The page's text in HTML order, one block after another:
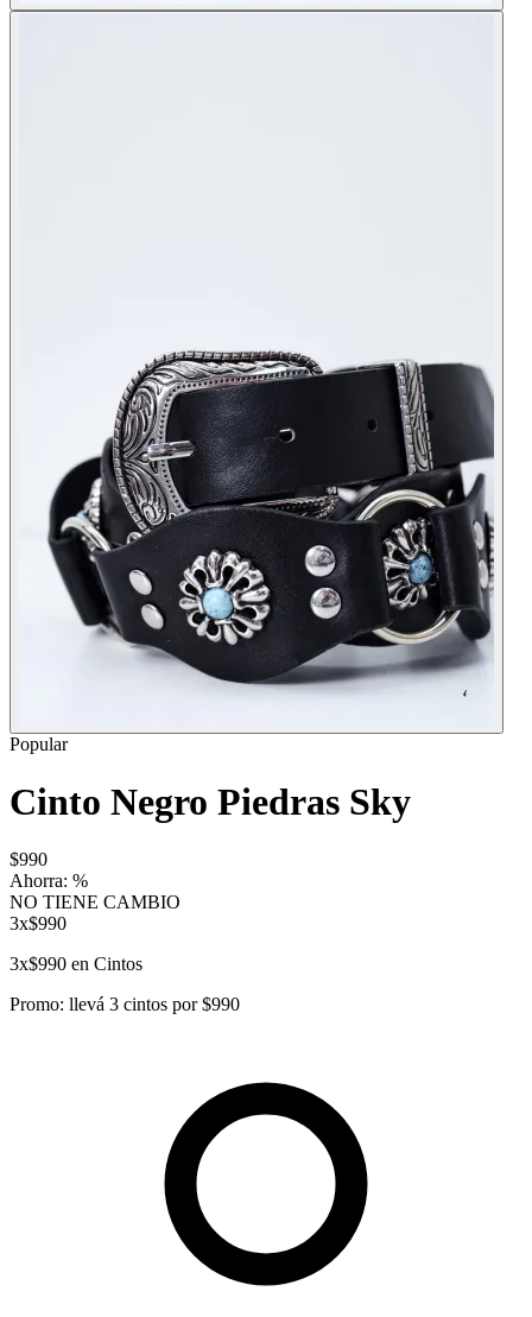
Popular
Cinto Negro Piedras Sky
$990
Ahorra: %
NO TIENE CAMBIO
3x$990
3x$990 en Cintos
Promo: llevá 3 cintos por $990